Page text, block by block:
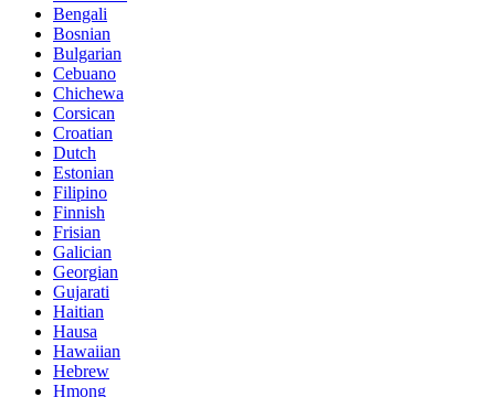
Bengali
Bosnian
Bulgarian
Cebuano
Chichewa
Corsican
Croatian
Dutch
Estonian
Filipino
Finnish
Frisian
Galician
Georgian
Gujarati
Haitian
Hausa
Hawaiian
Hebrew
Hmong